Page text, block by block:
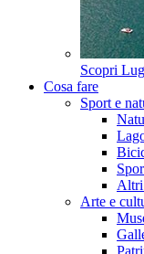
Scopri
Cosa fare
Sport e
Altri
Arte e